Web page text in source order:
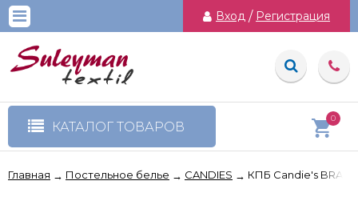
Вход / Регистрация
КАТАЛОГ ТОВАРОВ
0
Главная → Постельное белье → CANDIES → КПБ Candie's